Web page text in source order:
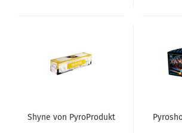
Shyne von PyroProdukt